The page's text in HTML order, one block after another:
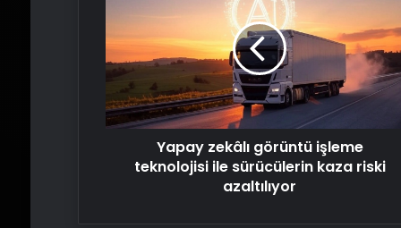
görüntü
teknolojisi
ile
sürücülerin
kaza
riski
Yapay zekâlı görüntü işleme
teknolojisi ile sürücülerin kaza riski
azaltılıyor